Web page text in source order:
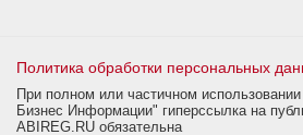
Политика обработки персональных
При полном или частичном
Бизнес Информации" гиперссылка на
ABIREG.RU обязательна